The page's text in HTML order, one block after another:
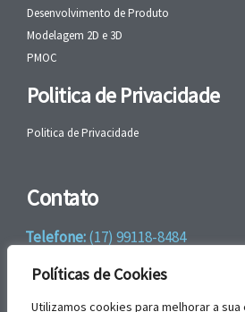
Políticas de Cookies
Utilizamos cookies para melhorar a
Desenvolvimento de Produto
Modelagem 2D e 3D
PMOC
Politica de Privacidade
Politica de Privacidade
Contato
Telefone:(17) 99118-8484
WhatsApp:+55 (17) 99118-8484
email: